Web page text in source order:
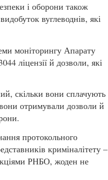
і оборони також
вуглеводнів, які
моніторингу Апарату
ліцензії й дозволи, які
скільки вони сплачують
отримували дозволи й
протокольного
криміналітету –
РНБО, жоден не